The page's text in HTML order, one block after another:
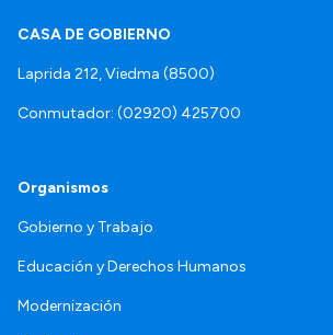
CASA DE GOBIERNO
Laprida 212, Viedma (8500)
Conmutador: (02920) 425700
Organismos
Gobierno y Trabajo
Educación y Derechos Humanos
Modernización